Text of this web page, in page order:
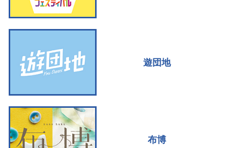
遊団地
布博